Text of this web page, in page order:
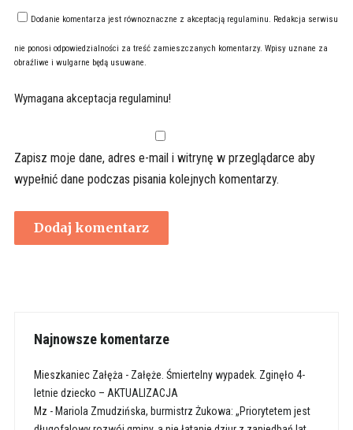
Dodanie komentarza jest równoznaczne z akceptacją regulaminu. Redakcja serwisu
nie ponosi odpowiedzialności za treść zamieszczanych komentarzy. Wpisy uznane za
obraźliwe i wulgarne będą usuwane.
Wymagana akceptacja regulaminu!
Zapisz moje dane, adres e-mail i witrynę w przeglądarce aby
wypełnić dane podczas pisania kolejnych komentarzy.
Najnowsze komentarze
Mieszkaniec Załęża - Załęże. Śmiertelny wypadek. Zginęło 4-
letnie dziecko – AKTUALIZACJA
Mz - Mariola Zmudzińska, burmistrz Żukowa: „Priorytetem jest